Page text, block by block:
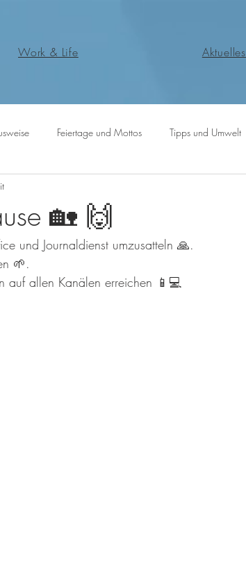
Work & Life Aktuelles
Feiertage und Mottos Tipps und Umwelt
🏡 🙌
und Journaldienst umzusatteln 🙏.
🌱.
auf allen Kanälen erreichen 📱💻